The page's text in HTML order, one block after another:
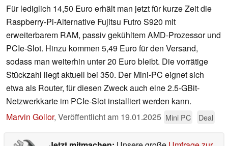
Für lediglich 14,50 Euro erhält man jetzt für kurze Zeit die
Raspberry-Pi-Alternative Fujitsu Futro S920 mit
erweiterbarem RAM, passiv gekühltem AMD-Prozessor und
PCIe-Slot. Hinzu kommen 5,49 Euro für den Versand,
sodass man weiterhin unter 20 Euro bleibt. Die vorrätige
Stückzahl liegt aktuell bei 350. Der Mini-PC eignet sich
etwa als Router, für diesen Zweck auch eine 2.5-GBit-
Netzwerkkarte im PCIe-Slot installiert werden kann.
Marvin Gollor, Veröffentlicht am 19.01.2025 Mini PC Deal